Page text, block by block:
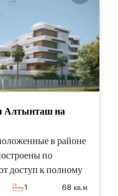
Алтынташ на
в районе
по
доступ к полному
объектов, включая
1 68 кв.м